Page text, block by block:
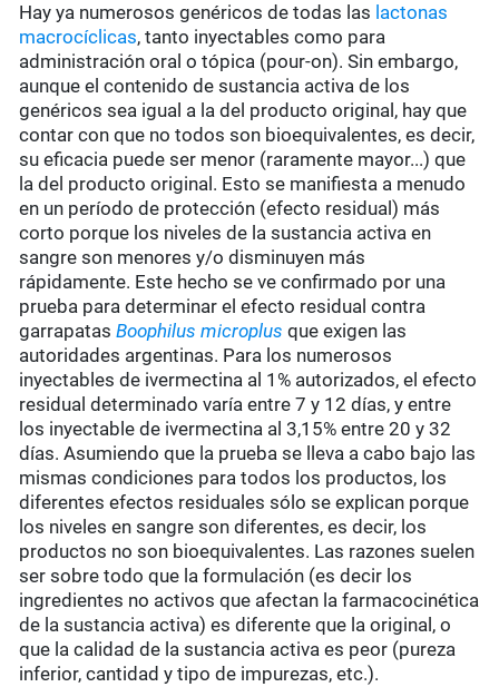
Hay ya numerosos genéricos de todas las lactonas
macrocíclicas, tanto inyectables como para
administración oral o tópica (pour-on). Sin embargo,
aunque el contenido de sustancia activa de los
genéricos sea igual a la del producto original, hay que
contar con que no todos son bioequivalentes, es decir,
su eficacia puede ser menor (raramente mayor...) que
la del producto original. Esto se manifiesta a menudo
en un período de protección (efecto residual) más
corto porque los niveles de la sustancia activa en
sangre son menores y/o disminuyen más
rápidamente. Este hecho se ve confirmado por una
prueba para determinar el efecto residual contra
garrapatasBoophilus microplus que exigen las
autoridades argentinas. Para los numerosos
inyectables de ivermectina al 1% autorizados, el efecto
residual determinado varía entre 7 y 12 días, y entre
los inyectable de ivermectina al 3,15% entre 20 y 32
días. Asumiendo que la prueba se lleva a cabo bajo las
mismas condiciones para todos los productos, los
diferentes efectos residuales sólo se explican porque
los niveles en sangre son diferentes, es decir, los
productos no son bioequivalentes. Las razones suelen
ser sobre todo que la formulación (es decir los
ingredientes no activos que afectan la farmacocinética
de la sustancia activa) es diferente que la original, o
que la calidad de la sustancia activa es peor (pureza
inferior, cantidad y tipo de impurezas, etc.).